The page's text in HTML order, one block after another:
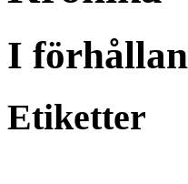
I
Etiketter